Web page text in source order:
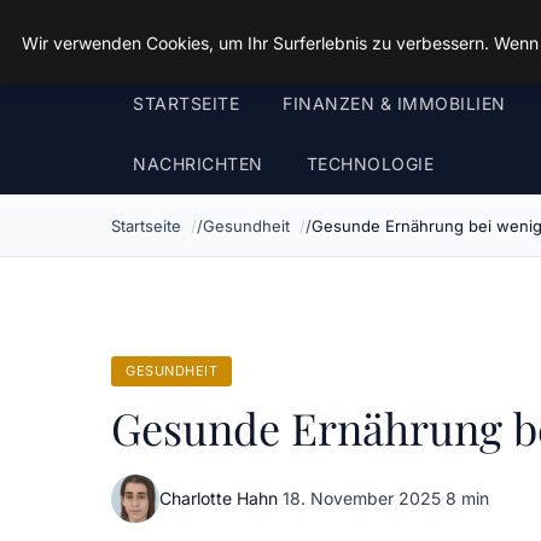
Volkertvandergraaf
STARTSEITE FINANZEN & IMMOBILIEN
NACHRICHTEN TECHNOLOGIE
Startseite Gesundheit Gesunde Ernährung bei
GESUNDHEIT
Gesunde Ernährung
Charlotte Hahn·18. November 2025·8 min
Wir verwenden Cookies, um Ihr Surferlebnis zu verbessern.